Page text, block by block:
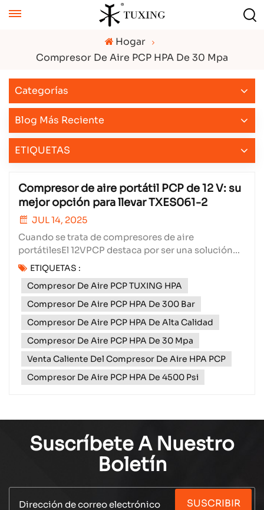
Hogar
Compresor De Aire PCP HPA De 30 Mpa
Categorías
Blog Más Reciente
ETIQUETAS
Compresor de aire portátil PCP de 12 V: su
mejor opción para llevar TXES061-2
JUL 14, 2025
Cuando se trata de compresores de aire
portátilesEl 12VPCP destaca por ser una solución
potente, ligera y altamente eficiente para todas sus
necesidades de inflado. Ya sea un entusiasta de las
actividades al aire libre, un aficionado al bricolaje o
un profesional que necesita una presión de aire
con...
ETIQUETAS :
Compresor De Aire PCP TUXING HPA
Compresor De Aire PCP HPA De 300 Bar
Compresor De Aire PCP HPA De Alta Calidad
Compresor De Aire PCP HPA De 30 Mpa
Venta Caliente Del Compresor De Aire HPA PCP
Compresor De Aire PCP HPA De 4500 Psi
Suscríbete A Nuestro
Boletín
SUSCRIBIR